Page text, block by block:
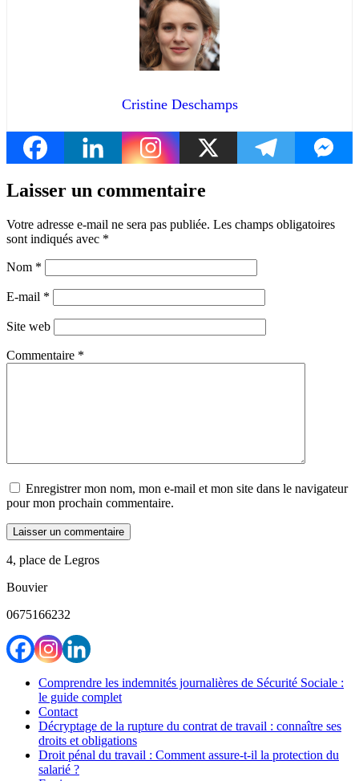
Cristine Deschamps
Laisser un commentaire
Votre adresse e-mail ne sera pas publiée. Les champs obligatoires
sont indiqués avec *
Nom *
E-mail *
Site web
Commentaire *
Enregistrer mon nom, mon e-mail et mon site dans le navigateur
pour mon prochain commentaire.
4, place de Legros
Bouvier
0675166232
Comprendre les indemnités journalières de Sécurité Sociale :
le guide complet
Contact
Décryptage de la rupture du contrat de travail : connaître ses
droits et obligations
Droit pénal du travail : Comment assure-t-il la protection du
salarié ?